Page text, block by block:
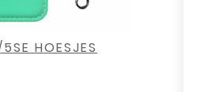
HOESJES